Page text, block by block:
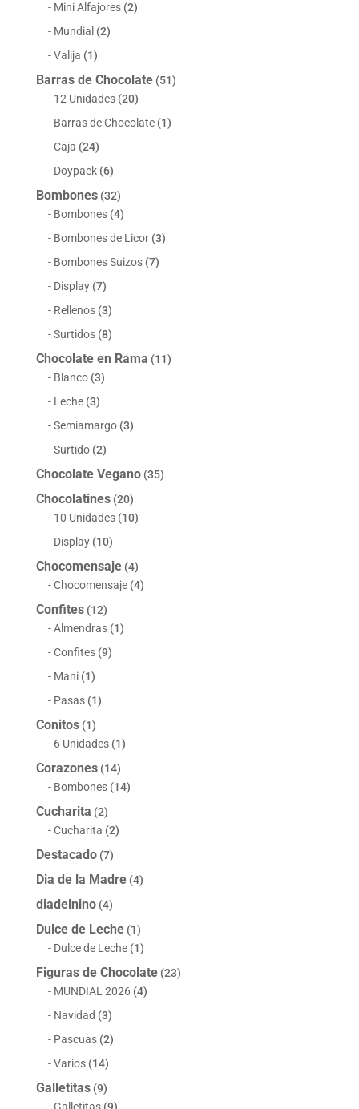
Mini Alfajores (2)
Mundial (2)
Valija (1)
Barras de Chocolate (51)
12 Unidades (20)
Barras de Chocolate (1)
Caja (24)
Doypack (6)
Bombones (32)
Bombones (4)
Bombones de Licor (3)
Bombones Suizos (7)
Display (7)
Rellenos (3)
Surtidos (8)
Chocolate en Rama (11)
Blanco (3)
Leche (3)
Semiamargo (3)
Surtido (2)
Chocolate Vegano (35)
Chocolatines (20)
10 Unidades (10)
Display (10)
Chocomensaje (4)
Chocomensaje (4)
Confites (12)
Almendras (1)
Confites (9)
Mani (1)
Pasas (1)
Conitos (1)
6 Unidades (1)
Corazones (14)
Bombones (14)
Cucharita (2)
Cucharita (2)
Destacado (7)
Dia de la Madre (4)
diadelnino (4)
Dulce de Leche (1)
Dulce de Leche (1)
Figuras de Chocolate (23)
MUNDIAL 2026 (4)
Navidad (3)
Pascuas (2)
Varios (14)
Galletitas (9)